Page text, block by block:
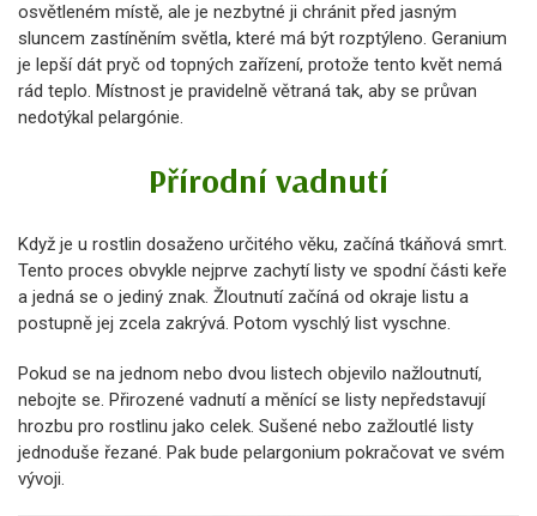
osvětleném místě, ale je nezbytné ji chránit před jasným
sluncem zastíněním světla, které má být rozptýleno. Geranium
je lepší dát pryč od topných zařízení, protože tento květ nemá
rád teplo. Místnost je pravidelně větraná tak, aby se průvan
nedotýkal pelargónie.
Přírodní vadnutí
Když je u rostlin dosaženo určitého věku, začíná tkáňová smrt.
Tento proces obvykle nejprve zachytí listy ve spodní části keře
a jedná se o jediný znak. Žloutnutí začíná od okraje listu a
postupně jej zcela zakrývá. Potom vyschlý list vyschne.
Pokud se na jednom nebo dvou listech objevilo nažloutnutí,
nebojte se. Přirozené vadnutí a měnící se listy nepředstavují
hrozbu pro rostlinu jako celek. Sušené nebo zažloutlé listy
jednoduše řezané. Pak bude pelargonium pokračovat ve svém
vývoji.